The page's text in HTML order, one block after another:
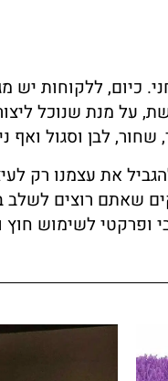
כיום, ללקוחות יש
על מנת שנוכל
לבן וסגול ואף
את עצמנו רק
שאתם רוצים לשלב
ופרקטי לשימוש חוץ